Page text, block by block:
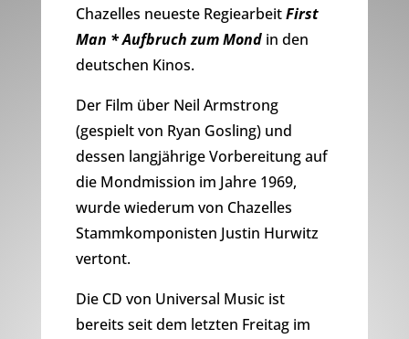
Chazelles neueste RegiearbeitFirst
Man * Aufbruch zum Mondin den
deutschen Kinos.
Der Film über Neil Armstrong
(gespielt von Ryan Gosling) und
dessen langjährige Vorbereitung auf
die Mondmission im Jahre 1969,
wurde wiederum von Chazelles
Stammkomponisten Justin Hurwitz
vertont.
Die CD von Universal Music ist
bereits seit dem letzten Freitag im